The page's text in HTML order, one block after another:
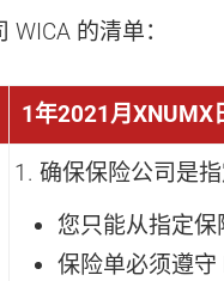
的清单：
1年2021月XNUMX
确保保险公司是指
您只能从指定
保险单必须遵守